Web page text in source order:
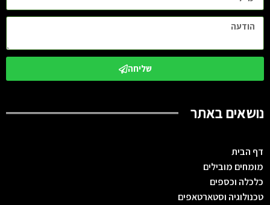
שליחה
נושאים באתר
דף הבית
מומחים מובילים
כלכלה וכספים
טכנולוגיה וסטארטאפים